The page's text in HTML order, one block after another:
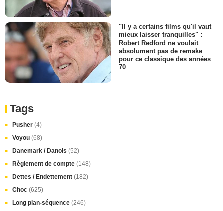
"Il y a certains films qu'il vaut
mieux laisser tranquilles" :
Robert Redford ne voulait
absolument pas de remake
pour ce classique des années
70
Tags
Pusher (4)
Voyou (68)
Danemark / Danois (52)
Règlement de compte (148)
Dettes / Endettement (182)
Choc (625)
Long plan-séquence (246)